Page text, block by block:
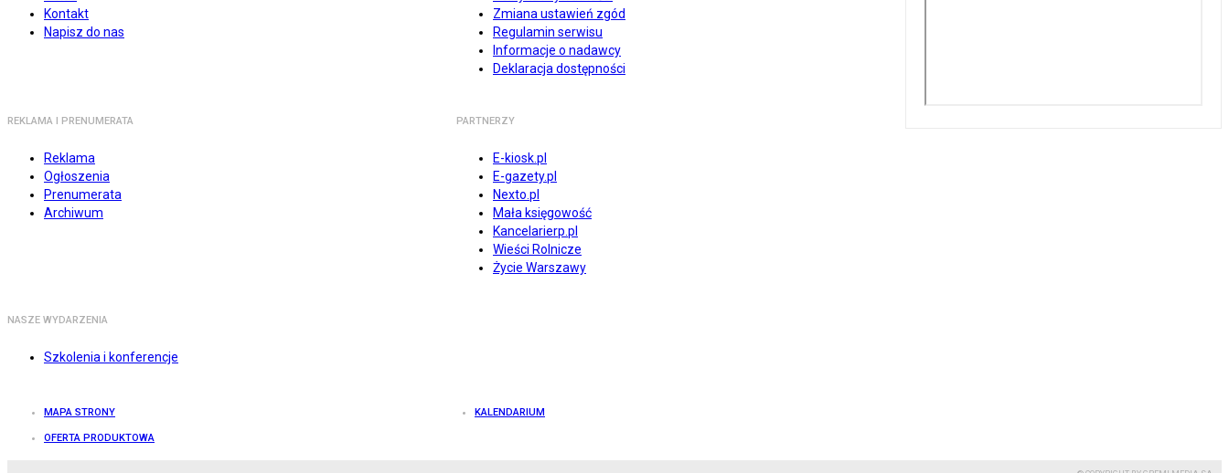
Kontakt
Napisz do nas
Zmiana ustawień zgód
Regulamin serwisu
Informacje o nadawcy
Deklaracja dostępności
REKLAMA I PRENUMERATA
Reklama
Ogłoszenia
Prenumerata
Archiwum
PARTNERZY
E-kiosk.pl
E-gazety.pl
Nexto.pl
Mała księgowość
Kancelarierp.pl
Wieści Rolnicze
Życie Warszawy
NASZE WYDARZENIA
Szkolenia i konferencje
MAPA STRONY KALENDARIUM
OFERTA PRODUKTOWA